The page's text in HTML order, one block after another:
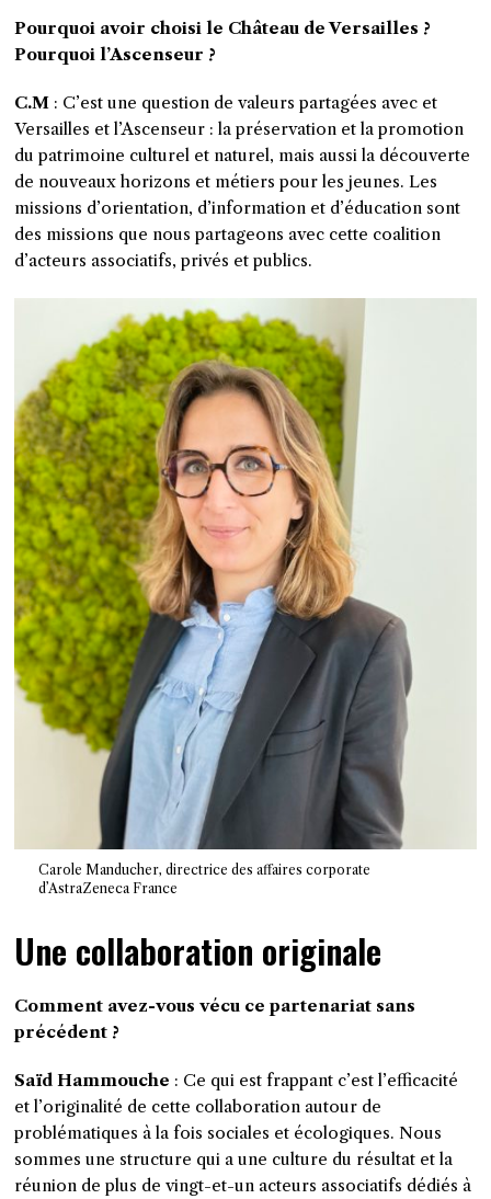
Pourquoi avoir choisi le Château de Versailles ?
Pourquoi l’Ascenseur ?
C.M : C’est une question de valeurs partagées avec et
Versailles et l’Ascenseur : la préservation et la promotion
du patrimoine culturel et naturel, mais aussi la découverte
de nouveaux horizons et métiers pour les jeunes. Les
missions d’orientation, d’information et d’éducation sont
des missions que nous partageons avec cette coalition
d’acteurs associatifs, privés et publics.
Carole Manducher, directrice des affaires corporate
d’AstraZeneca France
Une collaboration originale
Comment avez-vous vécu ce partenariat sans
précédent ?
Saïd Hammouche : Ce qui est frappant c’est l’efficacité
et l’originalité de cette collaboration autour de
problématiques à la fois sociales et écologiques. Nous
sommes une structure qui a une culture du résultat et la
réunion de plus de vingt-et-un acteurs associatifs dédiés à